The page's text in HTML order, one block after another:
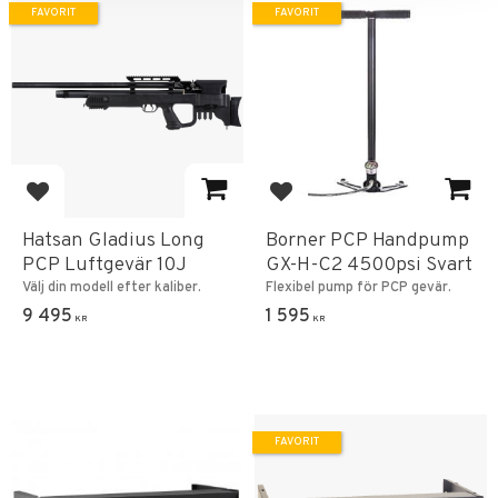
Lägg till i favoriter
Hatsan Gladius Long
PCP Luftgevär 10J
Välj din modell efter kaliber.
9 495 KR
FAVORIT
Lägg till i favoriter
Borner PCP Handpump
GX-H-C2 4500psi Svart
Flexibel pump för PCP gevär.
1 595 KR
FAVORIT
FAVORIT